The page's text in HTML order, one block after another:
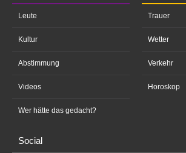
Leute
Kultur
Abstimmung
Videos
Wer hätte das gedacht?
Trauer
Wetter
Verkehr
Horoskop
Social